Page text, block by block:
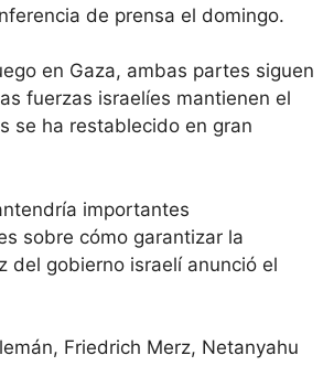
de prensa el domingo.
en Gaza, ambas partes siguen
fuerzas israelíes mantienen el
se ha restablecido en gran
importantes
sobre cómo garantizar la
del gobierno israelí anunció el
Friedrich Merz, Netanyahu